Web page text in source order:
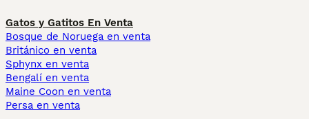
Gatos y Gatitos En Venta
Bosque de Noruega en venta
Británico en venta
Sphynx en venta
Bengalí en venta
Maine Coon en venta
Persa en venta